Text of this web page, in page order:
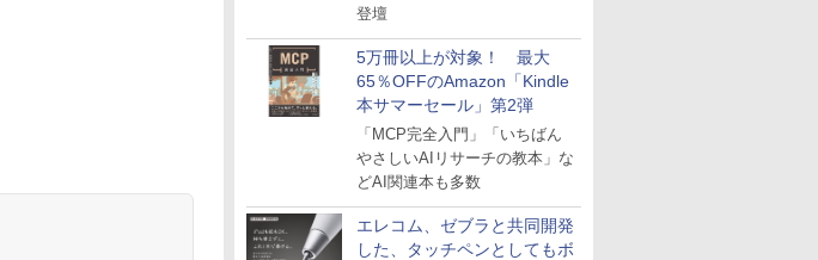
登壇
5万冊以上が対象！ 最大
65％OFFのAmazon「Kindle
本サマーセール」第2弾
「MCP完全入門」「いちばん
やさしいAIリサーチの教本」な
どAI関連本も多数
エレコム、ゼブラと共同開発
した、タッチペンとしてもボ